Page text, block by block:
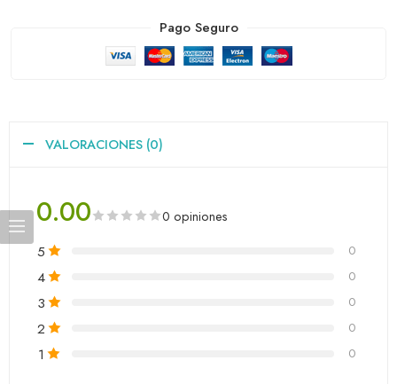
Pago Seguro
VALORACIONES (0)
0.00 0 opiniones
5 0
4 0
3 0
2 0
1 0